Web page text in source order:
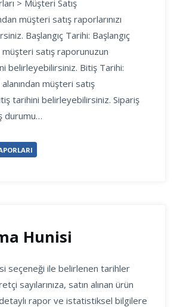
> Müşteri Satış
müşteri satış raporlarınızı
Başlangıç Tarihi: Başlangıç
müşteri satış raporunuzun
belirleyebilirsiniz. Bitiş Tarihi:
müşteri satış
tarihini belirleyebilirsiniz. Sipariş
durumu…
Hunisi
seçeneği ile belirlenen tarihler
sayılarınıza, satın alınan ürün
detaylı rapor ve istatistiksel bilgilere